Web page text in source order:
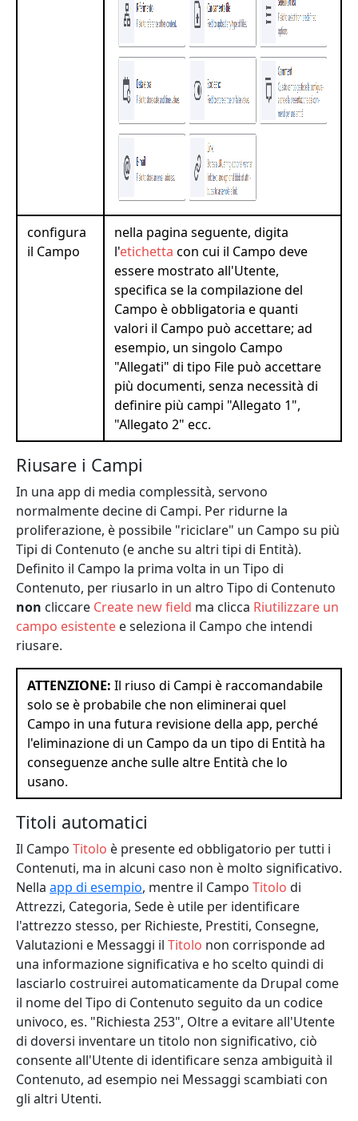
configura
il Campo
nella pagina seguente, digita
l'etichetta con cui il Campo deve
essere mostrato all'Utente,
specifica se la compilazione del
Campo è obbligatoria e quanti
valori il Campo può accettare; ad
esempio, un singolo Campo
"Allegati" di tipo File può accettare
più documenti, senza necessità di
definire più campi "Allegato 1",
"Allegato 2" ecc.
Riusare i Campi
In una app di media complessità, servono
normalmente decine di Campi. Per ridurne la
proliferazione, è possibile "riciclare" un Campo su più
Tipi di Contenuto (e anche su altri tipi di Entità).
Definito il Campo la prima volta in un Tipo di
Contenuto, per riusarlo in un altro Tipo di Contenuto
non cliccare Create new field ma clicca Riutilizzare un
campo esistente e seleziona il Campo che intendi
riusare.
ATTENZIONE: Il riuso di Campi è raccomandabile
solo se è probabile che non eliminerai quel
Campo in una futura revisione della app, perché
l'eliminazione di un Campo da un tipo di Entità ha
conseguenze anche sulle altre Entità che lo
usano.
Titoli automatici
Il Campo Titolo è presente ed obbligatorio per tutti i
Contenuti, ma in alcuni caso non è molto significativo.
Nella app di esempio, mentre il Campo Titolo di
Attrezzi, Categoria, Sede è utile per identificare
l'attrezzo stesso, per Richieste, Prestiti, Consegne,
Valutazioni e Messaggi il Titolo non corrisponde ad
una informazione significativa e ho scelto quindi di
lasciarlo costruirei automaticamente da Drupal come
il nome del Tipo di Contenuto seguito da un codice
univoco, es. "Richiesta 253", Oltre a evitare all'Utente
di doversi inventare un titolo non significativo, ciò
consente all'Utente di identificare senza ambiguità il
Contenuto, ad esempio nei Messaggi scambiati con
gli altri Utenti.